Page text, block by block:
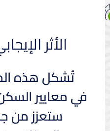
الأثر
تُشكل هذه
في معايير
ستعزز من